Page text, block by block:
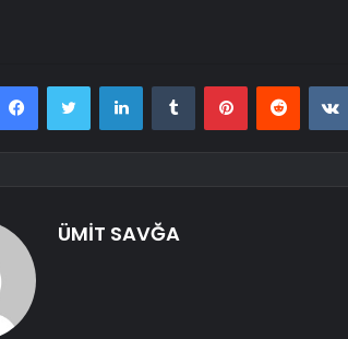
FacebookTwitter LinkedInTumblr PinterestReddit
ÜMİT SAVĞA